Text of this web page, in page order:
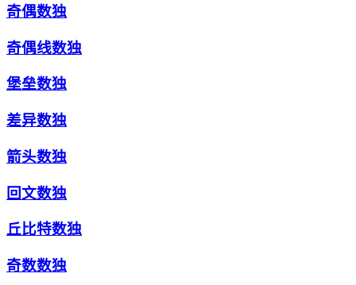
奇偶数独
奇偶线数独
堡垒数独
差异数独
箭头数独
回文数独
丘比特数独
奇数数独